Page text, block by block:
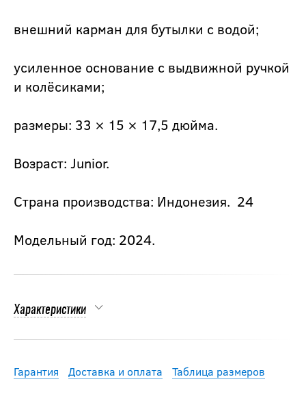
внешний карман для бутылки с водой;
усиленное основание с выдвижной ручкой
и колёсиками;
размеры: 33 × 15 × 17,5 дюйма.
Возраст: Junior.
Страна производства: Индонезия. 24
Модельный год: 2024.
Характеристики
Гарантия Доставка и оплата Таблица размеров